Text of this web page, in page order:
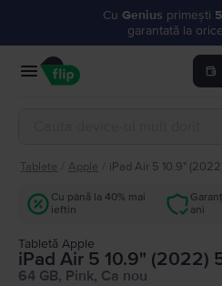
Cu Genius primești
garantată la
Tablete Apple iPad Air 5 10.9"
Cu până la 40% mai
ieftin
ani
Tabletă Apple
iPad Air 5 10.9" (2022)
64 GB, Pink, Ca nou